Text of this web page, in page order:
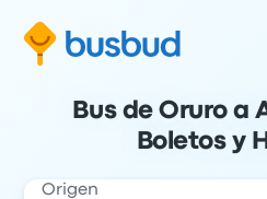
Bus de Oruro a
Boletos y
Origen